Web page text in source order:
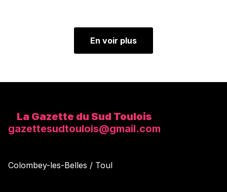
La Gazette du Sud Toulois
gazettesudtoulois@gmail.com
Colombey-les-Belles / Toul